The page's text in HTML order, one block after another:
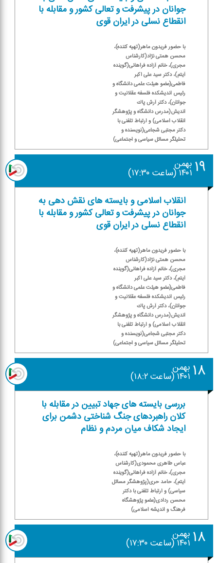
جوانان در پیشرفت و تعالی كشور و مقابله با
انقطاع نسلی در ایران قوی
با حضور فریدون ماهر(تهیه كننده)،
محسن همتی نژاد(كارشناس
مجری)، خانم آزاده فراهانی(گوینده
آیتم)، دكتر سید علی اكبر
فاطمی(عضو هیئت علمی دانشگاه و
رئیس اندیشكده فلسفه عقلانیت و
جوانان)، دكتر آرش پاك
اندیش(مدرس دانشگاه و پژوهشگر
انقلاب اسلامی) و ارتباط تلفنی با
دكتر مجتبی شجاعی(نویسنده و
تحلیلگر مسائل سیاسی و اجتماعی)
۱۹ بهمن
۱۴۰۱ (ساعت ۱۷:۳۰)
انقلاب اسلامی و بایسته های نقش دهی به
جوانان در پیشرفت و تعالی كشور و مقابله با
انقطاع نسلی در ایران قوی
با حضور فریدون ماهر(تهیه كننده)،
محسن همتی نژاد(كارشناس
مجری)، خانم آزاده فراهانی(گوینده
آیتم)، دكتر سید علی اكبر
فاطمی(عضو هیئت علمی دانشگاه و
رئیس اندیشكده فلسفه عقلانیت و
جوانان)، دكتر آرش پاك
اندیش(مدرس دانشگاه و پژوهشگر
انقلاب اسلامی) و ارتباط تلفنی با
دكتر مجتبی شجاعی(نویسنده و
تحلیلگر مسائل سیاسی و اجتماعی)
۱۸ بهمن
۱۴۰۱ (ساعت ۱۸:۲)
بررسی بایسته های جهاد تبیین در مقابله با
كلان راهبردهای جنگ شناختی دشمن برای
ایجاد شكاف میان مردم و نظام
با حضور فریدون ماهر(تهیه كننده)،
عباس طاهری محمودی(كارشناس
مجری)، خانم آزاده فراهانی(گوینده
آیتم)، حامد حری(پژوهشگر مسائل
سیاسی) و ارتباط تلفنی با دكتر
محسن ردادی(عضو پژوهشگاه
فرهنگ و اندیشه اسلامی)
۱۸ بهمن
۱۴۰۱ (ساعت ۱۷:۳۰)